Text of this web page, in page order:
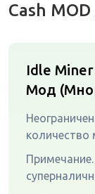
Cash MOD
Idle Miner
Мод
количество